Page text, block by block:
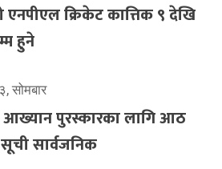
क्रिकेट कात्तिक ९ देखि
हुने
सोमबार
आख्यान पुरस्कारका लागि आठ
सार्वजनिक